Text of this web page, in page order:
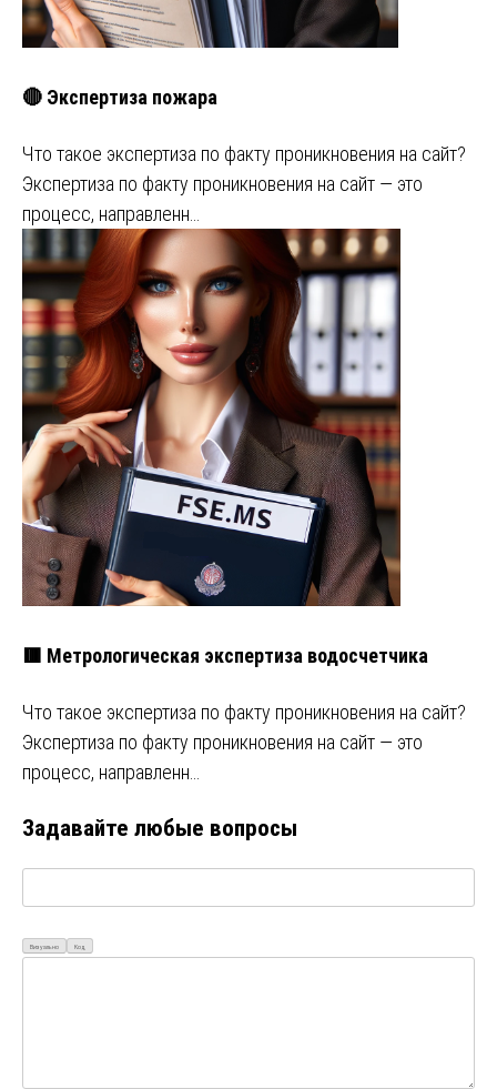
🔴 Экспертиза пожара
Что такое экспертиза по факту проникновения на сайт?
Экспертиза по факту проникновения на сайт — это
процесс, направленн…
🟥 Метрологическая экспертиза водосчетчика
Что такое экспертиза по факту проникновения на сайт?
Экспертиза по факту проникновения на сайт — это
процесс, направленн…
Задавайте любые вопросы
Визуально Код